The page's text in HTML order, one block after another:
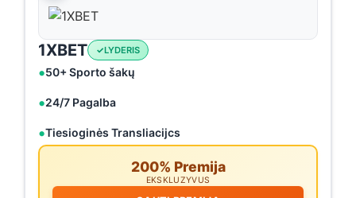
1XBET LYDERIS
50+ Sporto šakų
24/7 Pagalba
Tiesioginės Transliacijcs
200% Premija
EKSKLUZYVUS